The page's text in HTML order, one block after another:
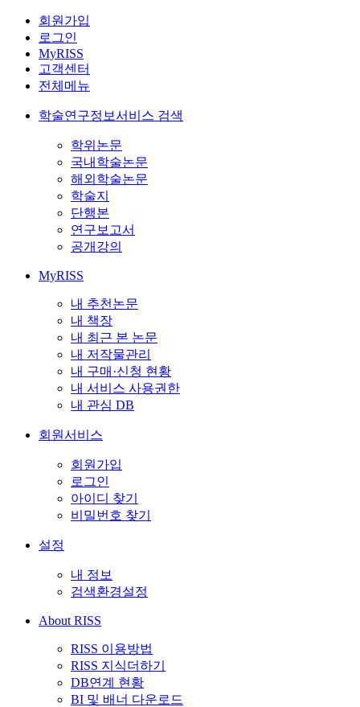
회원가입
로그인
MyRISS
고객센터
전체메뉴
학술연구정보서비스 검색
학위논문
국내학술논문
해외학술논문
학술지
단행본
연구보고서
공개강의
MyRISS
내 추천논문
내 책장
내 최근 본 논문
내 저작물관리
내 구매·신청 현황
내 서비스 사용권한
내 관심 DB
회원서비스
회원가입
로그인
아이디 찾기
비밀번호 찾기
설정
내 정보
검색환경설정
About RISS
RISS 이용방법
RISS 지식더하기
DB연계 현황
BI 및 배너 다운로드